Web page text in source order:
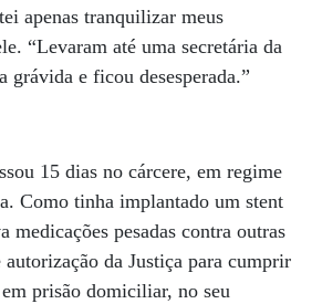
apenas tranquilizar meus
“Levaram até uma secretária da
grávida e ficou desesperada.”
15 dias no cárcere, em regime
Como tinha implantado um stent
medicações pesadas contra outras
autorização da Justiça para cumprir
prisão domiciliar, no seu